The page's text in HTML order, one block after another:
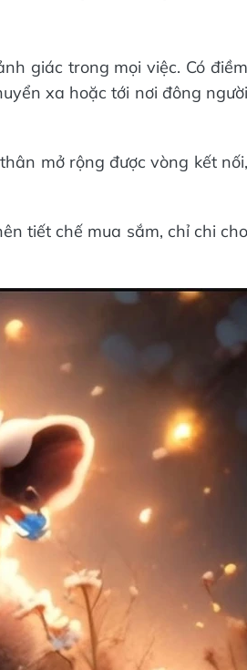
giác trong mọi việc. Có điềm
xa hoặc tới nơi đông người
mở rộng được vòng kết nối,
tiết chế mua sắm, chỉ chi cho